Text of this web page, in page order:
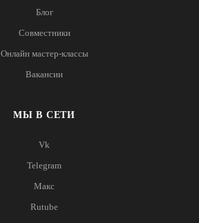
Блог
Совместники
Онлайн мастер-классы
Вакансии
МЫ В СЕТИ
Vk
Telegram
Макс
Rutube